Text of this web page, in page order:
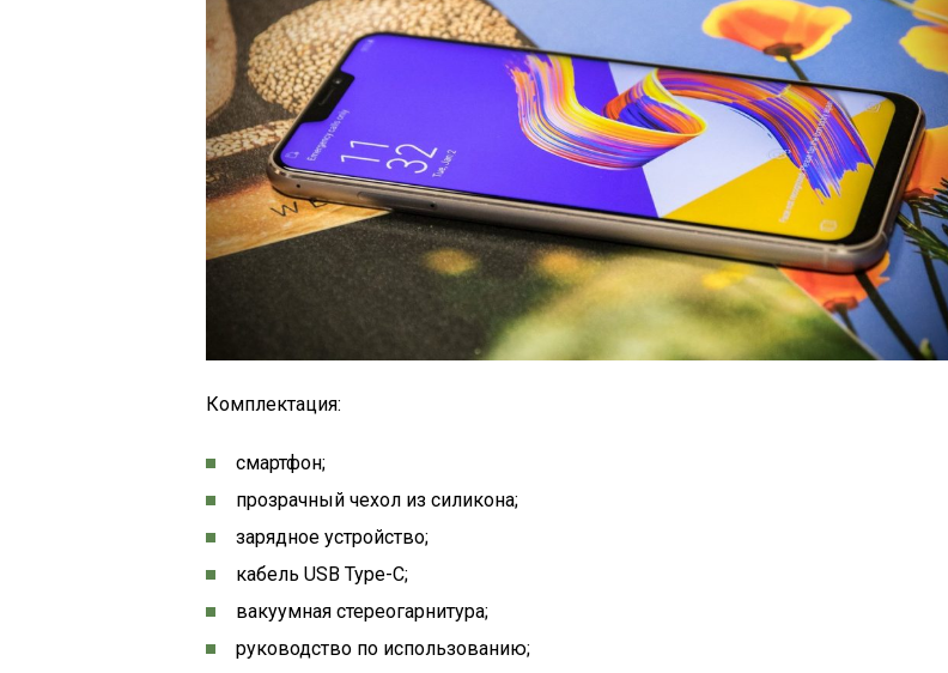
Комплектация:
смартфон;
прозрачный чехол из силикона;
зарядное устройство;
кабель USB Type-С;
вакуумная стереогарнитура;
руководство по использованию;